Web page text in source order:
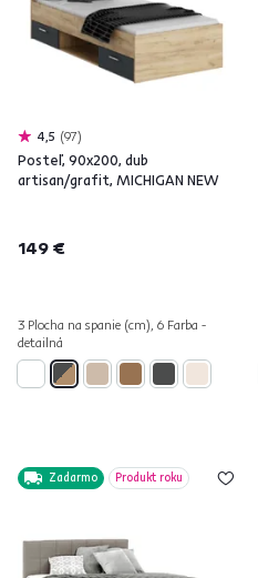
4,5 97
Posteľ, 90x200, dub
artisan/grafit, MICHIGAN NEW
149 €
3 Plocha na spanie (cm), 6 Farba -
detailná
Zadarmo Produkt roku